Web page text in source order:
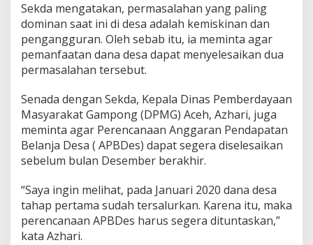
Sekda mengatakan, permasalahan yang paling
dominan saat ini di desa adalah kemiskinan dan
pengangguran. Oleh sebab itu, ia meminta agar
pemanfaatan dana desa dapat menyelesaikan dua
permasalahan tersebut.
Senada dengan Sekda, Kepala Dinas Pemberdayaan
Masyarakat Gampong (DPMG) Aceh, Azhari, juga
meminta agar Perencanaan Anggaran Pendapatan
Belanja Desa ( APBDes) dapat segera diselesaikan
sebelum bulan Desember berakhir.
“Saya ingin melihat, pada Januari 2020 dana desa
tahap pertama sudah tersalurkan. Karena itu, maka
perencanaan APBDes harus segera dituntaskan,”
kata Azhari.